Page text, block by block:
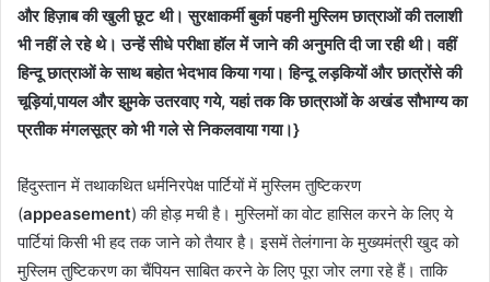
और हिज़ाब की खुली छूट थी। सुरक्षाकर्मी बुर्का पहनी मुस्लिम छात्राओं की तलाशी
भी नहीं ले रहे थे। उन्हें सीधे परीक्षा हॉल में जाने की अनुमति दी जा रही थी। वहीं
हिन्दू छात्राओं के साथ बहोत भेदभाव किया गया। हिन्दू लड़कियों और छात्रोंसे की
चूड़ियां,पायल और झुमके उतरवाए गये, यहां तक कि छात्राओं के अखंड सौभाग्य का
प्रतीक मंगलसूत्र को भी गले से निकलवाया गया।}
हिंदुस्तान में तथाकथित धर्मनिरपेक्ष पार्टियों में मुस्लिम तुष्टिकरण
(appeasement) की होड़ मची है। मुस्लिमों का वोट हासिल करने के लिए ये
पार्टियां किसी भी हद तक जाने को तैयार है। इसमें तेलंगाना के मुख्यमंत्री खुद को
मुस्लिम तुष्टिकरण का चैंपियन साबित करने के लिए पूरा जोर लगा रहे हैं। ताकि